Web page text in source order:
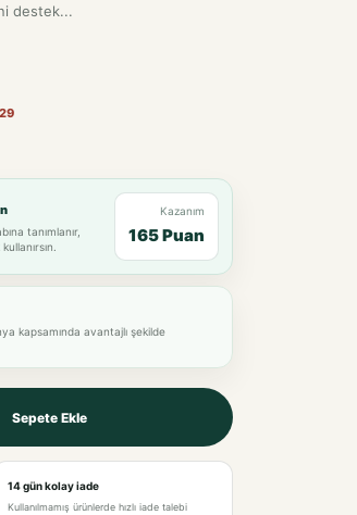
destek...
tanımlanır,
Kazanım
165 Puan
kapsamında avantajlı şekilde
Sepete Ekle
14 gün kolay iade
Kullanılmamış ürünlerde hızlı iade talebi